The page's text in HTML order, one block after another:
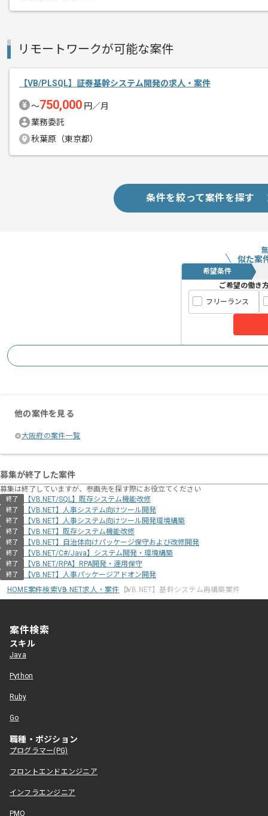
これまでの経験を活かしてご活躍いただ
ぜひ一度、ご商談で雰囲気を掴んでい
リモートワークが可能な案件
【VB/PLSQL】証券基幹システム開発の求人・案件
〜750,000 円／月
業務委託
秋葉原（東京都）
条件を絞って案件を探す
似た案
希望条件
ご希望の働き
フリーランス
他の案件を見る
大阪府の案件一覧
募集が終了した案件
募集は終了していますが、参画先を探す際にお役立てください
終了 【VB.NET/SQL】既存システム機能改修
終了 【VB.NET】人事システム向けツール開発
終了 【VB.NET】人事システム向けツール開発環境構築
終了 【VB.NET】既存システム機能改修
終了 【VB.NET】自治体向けパッケージ保守および改修開発
終了 【VB.NET/C#/Java】システム開発・環境構築
終了 【VB.NET/RPA】RPA開発・運用保守
終了
【VB.NET】人事パッケージアドオン開発
HOME案件検索VB.NET求人・案件 【VB.NET】基幹システム再構築案件
案件検索
スキル
Java
Python
Ruby
Go
職種・ポジション
プログラマー(PG)
フロントエンドエンジニア
インフラエンジニア
PMO